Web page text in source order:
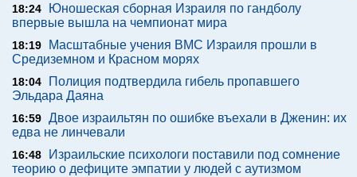
18:24
Юношеская сборная Израиля по гандболу
впервые вышла на чемпионат мира
18:19
Масштабные учения ВМС Израиля прошли в
Средиземном и Красном морях
18:04
Полиция подтвердила гибель пропавшего
Эльдара Даяна
16:59 Двое израильтян по ошибке въехали в Дженин: их
едва не линчевали
16:48
Израильские психологи поставили под сомнение
теорию о дефиците эмпатии у людей с аутизмом